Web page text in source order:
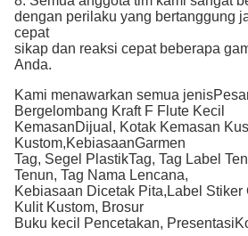
dengan perilaku yang bertanggung
cepat
sikap dan reaksi cepat beberapa
Anda.
Kami menawarkan semua jenis
Bergelombang Kraft F Flute Kecil
KemasanDijual , Kotak Kemasan
Kustom,KebiasaanGarmen
Tag, Segel PlastikTag, Tag Label
Tenun, Tag Nama Lencana,
Kebiasaan Dicetak Pita, Label Stiker
Kulit Kustom, Brosur
Buku kecil
Pencetakan, Presentasi